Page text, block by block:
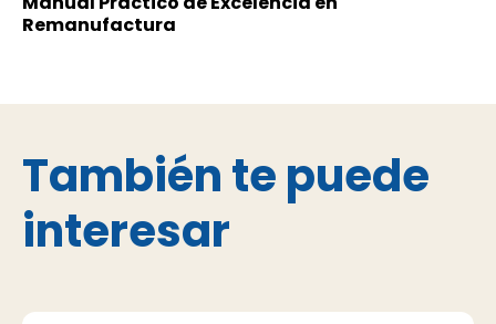
Remanufactura
También te puede
interesar